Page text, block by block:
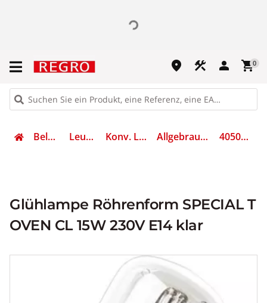
place construction person shopping_cart0
Beleuchtung Leuchtmittel Konv. Leuchtmittel Allgebrauchsglühlampe 4050300003108
Glühlampe Röhrenform SPECIAL T
OVEN CL 15W 230V E14 klar